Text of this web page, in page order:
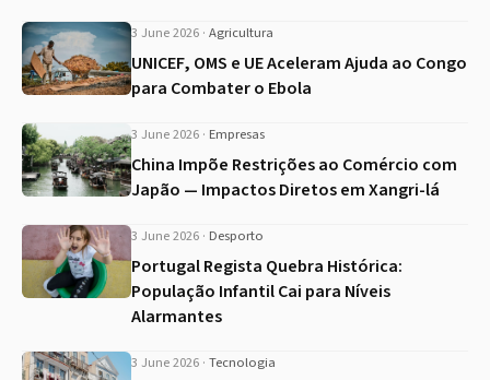
3 June 2026 · Agricultura
UNICEF, OMS e UE Aceleram Ajuda ao Congo
para Combater o Ebola
3 June 2026 · Empresas
China Impõe Restrições ao Comércio com
Japão — Impactos Diretos em Xangri-lá
3 June 2026 · Desporto
Portugal Regista Quebra Histórica:
População Infantil Cai para Níveis
Alarmantes
3 June 2026 · Tecnologia